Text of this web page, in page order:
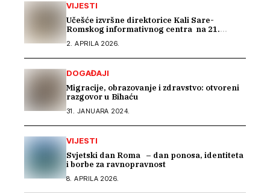
VIJESTI
Učešće izvršne direktorice Kali Sare-
Romskog informativnog centra na 21.
OCD
2. APRILA 2026.
DOGAĐAJI
Migracije, obrazovanje i zdravstvo: otvoreni
razgovor u Bihaću
31. JANUARA 2024.
VIJESTI
Svjetski dan Roma – dan ponosa, identiteta
i borbe za ravnopravnost
8. APRILA 2026.